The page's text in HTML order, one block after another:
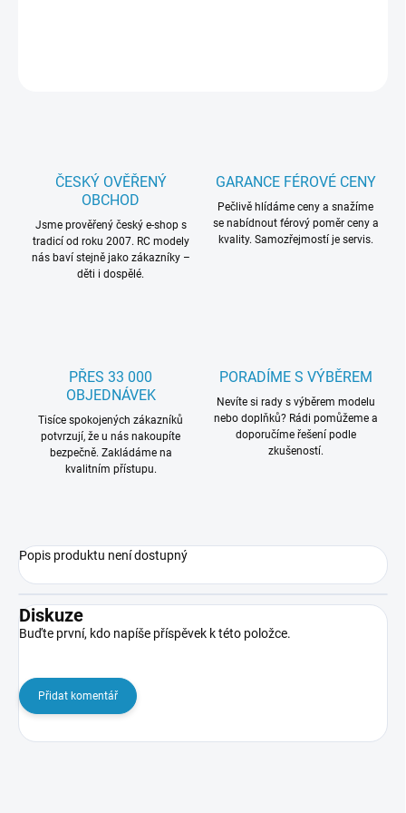
ČESKÝ OVĚŘENÝ
OBCHOD
Jsme prověřený český e-shop s
tradicí od roku 2007. RC modely
nás baví stejně jako zákazníky –
děti i dospělé.
GARANCE FÉROVÉ CENY
Pečlivě hlídáme ceny a snažíme
se nabídnout férový poměr ceny a
kvality. Samozřejmostí je servis.
PŘES 33 000
OBJEDNÁVEK
Tisíce spokojených zákazníků
potvrzují, že u nás nakoupíte
bezpečně. Zakládáme na
kvalitním přístupu.
PORADÍME S VÝBĚREM
Nevíte si rady s výběrem modelu
nebo doplňků? Rádi pomůžeme a
doporučíme řešení podle
zkušeností.
Popis produktu není dostupný
Diskuze
Buďte první, kdo napíše příspěvek k této položce.
Přidat komentář